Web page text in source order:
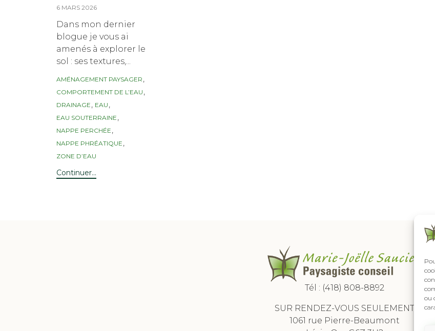
ou
6 MARS 2026
Dans mon dernier
blogue je vous ai
amenés à explorer le
sol : ses textures,...
Tags
AMÉNAGEMENT PAYSAGER
COMPORTEMENT DE L’EAU
DRAINAGE EAU
EAU SOUTERRAINE
NAPPE PERCHÉE
NAPPE PHRÉATIQUE
ZONE D’EAU
Continuer...
Tél : (418) 808-8892
SUR RENDEZ-VOUS SEULEMENT
1061 rue Pierre-Beaumont